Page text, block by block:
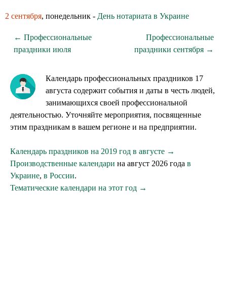
2 сентября, понедельник - День нотариата в Украине
← Профессиональные
праздники июля
Профессиональные
праздники сентября →
Календарь профессиональных праздников 17
августа содержит события и даты в честь людей,
занимающихся своей профессиональной
деятельностью. Уточняйте мероприятия, посвященные
этим праздникам в вашем регионе и на предприятии.
Календарь праздников на 2019 год в августе →
Производственные календари на август 2026 года в
Украине, в России.
Тематические календари на этот год →